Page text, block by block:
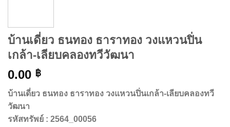
บ้านเดี่ยว ธนทอง ธาราทอง วงแหวนปิ่น
เกล้า-เลียบคลองทวีวัฒนา
0.00 ฿
บ้านเดี่ยว ธนทอง ธาราทอง วงแหวนปิ่นเกล้า-เลียบคลองทวี
วัฒนา
รหัสทรัพย์ : 2564_00056